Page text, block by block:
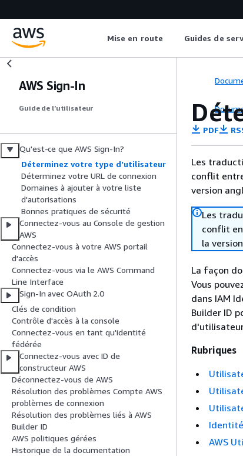
Mise en route Guides de
AWS Sign-In
Guide de l’utilisateur
Qu'est-ce que AWS Sign-In?
Déterminez votre type d'utilisateur
Déterminez votre URL de connexion
Domaines à ajouter à votre liste
d'autorisations
Bonnes pratiques de sécurité
Connectez-vous au Console de gestion
AWS
Connectez-vous à votre AWS portail
d'accès
Connectez-vous via le AWS Command
Line Interface
Sign-In avec OAuth 2.0
Clés de condition
Contrôle d'accès à la console
Connectez-vous en tant qu'identité
fédérée
Connectez-vous avec ID de
constructeur AWS
Déconnectez-vous de AWS
Résolution des problèmes Compte AWS
problèmes de connexion
Résolution des problèmes liés à AWS
Builder ID
AWS politiques gérées
Historique de la documentation
PDF
Les
conflit
version
Les
conflit
la
La façon
Vous
dans IAM
Builder ID
Rubriques
AWS